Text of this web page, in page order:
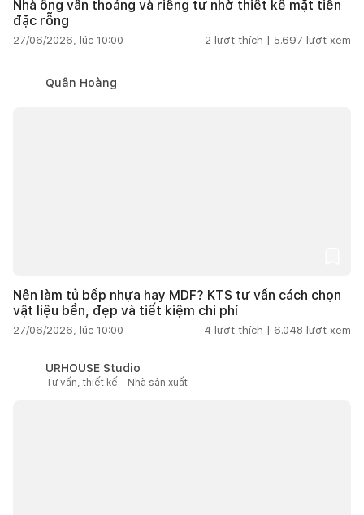
Nhà ống vẫn thoáng và riêng tư nhờ thiết kế mặt tiền
đặc rỗng
27/06/2026, lúc 10:00 2 lượt thích | 5.697 lượt xem
Quân Hoàng
Nên làm tủ bếp nhựa hay MDF? KTS tư vấn cách chọn
vật liệu bền, đẹp và tiết kiệm chi phí
27/06/2026, lúc 10:00 4 lượt thích | 6.048 lượt xem
URHOUSE Studio
Tư vấn, thiết kế - Nhà sản xuất